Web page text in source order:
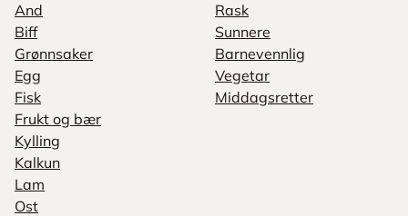
And
Biff
Grønnsaker
Egg
Fisk
Frukt og bær
Kylling
Kalkun
Lam
Ost
Rask
Sunnere
Barnevennlig
Vegetar
Middagsretter